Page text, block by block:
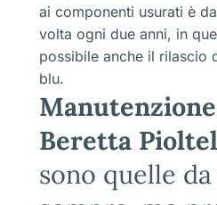
ai componenti usurati è
volta ogni due anni, in
possibile anche il rilascio
blu.
Beretta
sono quelle